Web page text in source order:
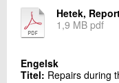
Hetek,
1,9 MB pdf
Engelsk
Titel: Repairs during